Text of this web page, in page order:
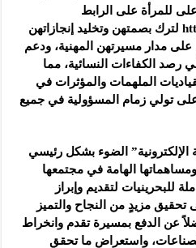
للمرأة على الرابط
https://www.scw.bh/leaderships لترك بصمتهن وتخليد إنجازاتهن
على مدار مسيرتهن المهنية، ودعم
رصد الكفاءات النسائية، مما
الملهمات والمؤثرات في
تولي زمام المسؤولية في جميع
الإلكترونية” الضوء بشكل رئيسي
الهامة في مجتمعها
للبحرينيات لتقديم وإبراز
تحقيق مزيدٍ من النجاح والتميز
عن الدفع بمسيرة تقدم وانخراط
واستعراض ما تحقق